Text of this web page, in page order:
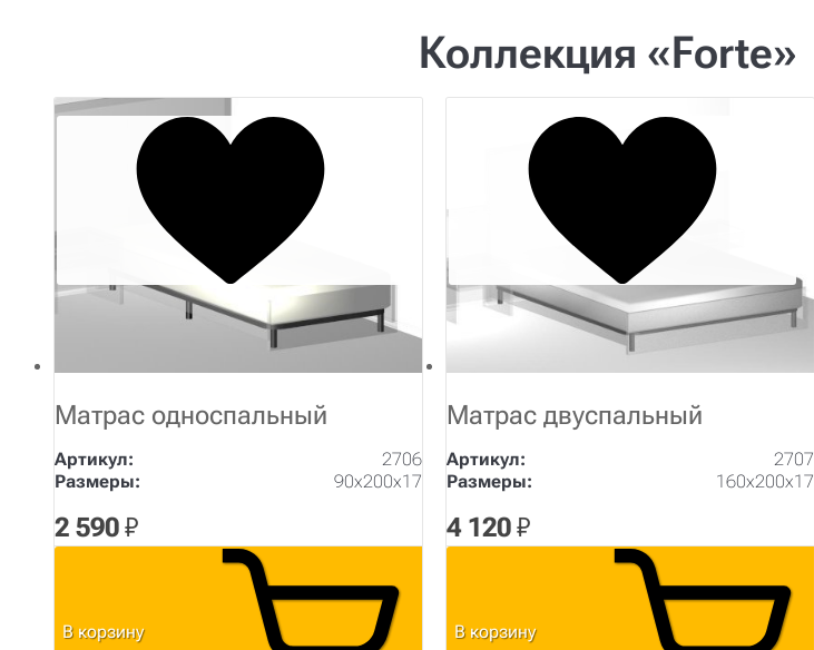
Коллекция «Forte»
Матрас односпальный
Артикул:
2706
Размеры:
90х200х17
2 590₽
В корзину
Матрас двуспальный
Артикул:
2707
Размеры:
160х200х17
4 120₽
В корзину